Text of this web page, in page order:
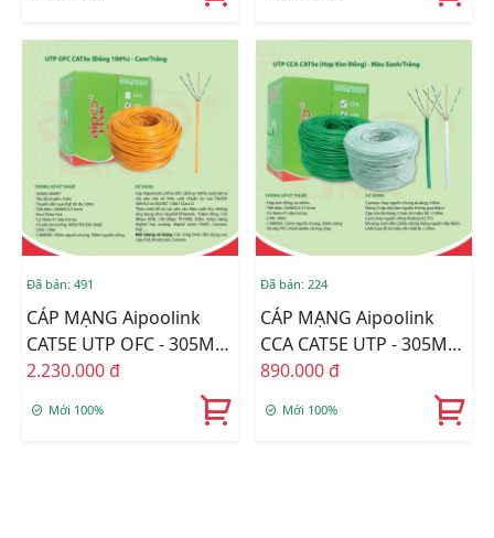
Đã bán: 491
CÁP MẠNG Aipoolink
CAT5E UTP OFC - 305M
(Đồng 100%) -
2.230.000 đ
Mới 100%
Đã bán: 224
CÁP MẠNG Aipoolink
CCA CAT5E UTP - 305M
(Hợp Kim Đồng Nhôm) -
890.000 đ
Mới 100%